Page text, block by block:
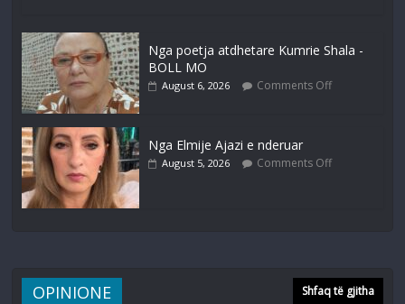
Nga poetja atdhetare Kumrie Shala -
BOLL MO
August 6, 2026 Comments Off
Nga Elmije Ajazi e nderuar
August 5, 2026 Comments Off
OPINIONE Shfaq të gjitha